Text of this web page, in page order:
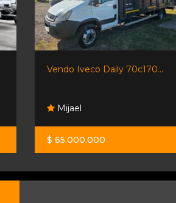
Vendo Iveco Daily 70c170...
Mijael
$ 65.000.000